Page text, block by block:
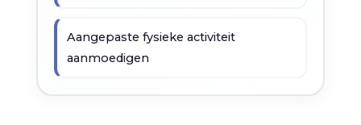
Aangepaste fysieke activiteit
aanmoedigen